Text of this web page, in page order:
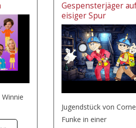
Gespensterjäger
eisiger Spur
Jugendstück von
Funke in einer